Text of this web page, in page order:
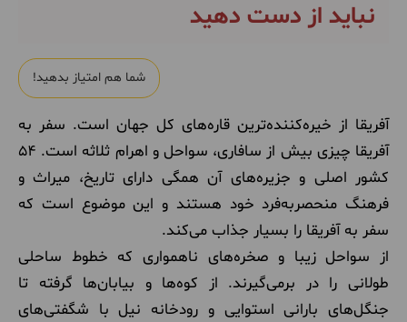
نباید از دست دهید
شما هم امتیاز بدهید!
آفریقا از خیره‌کننده‌ترین قاره‌های کل جهان است. سفر به
آفریقا چیزی بیش از سافاری، سواحل و اهرام ثلاثه است. 54
کشور اصلی و جزیره‌های آن همگی دارای تاریخ، میراث و
فرهنگ منحصربه‌فرد خود هستند و این موضوع است که
سفر به آفریقا را بسیار جذاب می‌کند.
از سواحل زیبا و صخره‌های ناهمواری که خطوط ساحلی
طولانی را در برمی‌گیرند. از کوه‌ها و بیابان‌ها گرفته تا
جنگل‌های بارانی استوایی و رودخانه نیل با شگفتی‌های